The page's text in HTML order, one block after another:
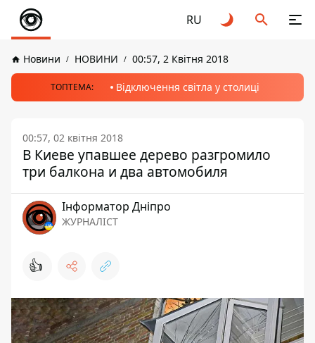
RU
Новини НОВИНИ 00:57, 2 Квітня 2018
ТОПТЕМА: Відключення світла у столиці
00:57, 02 квітня 2018
В Киеве упавшее дерево разгромило
три балкона и два автомобиля
Інформатор Дніпро
ЖУРНАЛІСТ
👍